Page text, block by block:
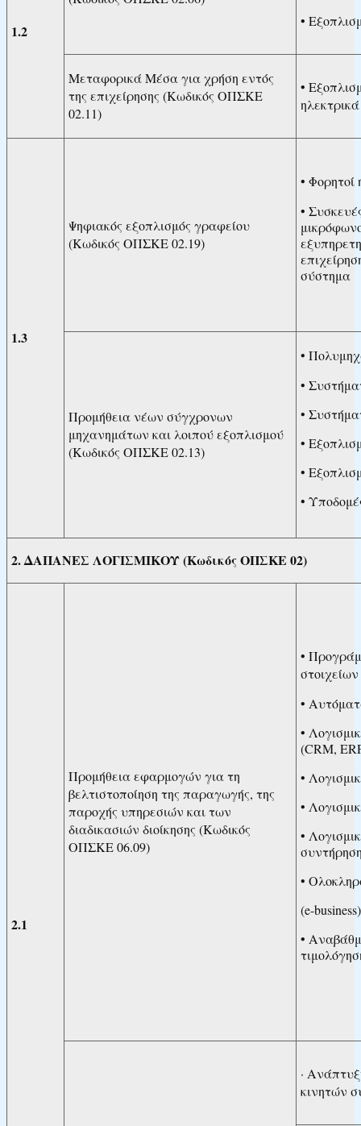
1.2
•
Μεταφορικά Μέσα για χρήση εντός
της επιχείρησης (Κωδικός ΟΠΣΚΕ
02.11)
•
1.3
Ψηφιακός εξοπλισμός γραφείου
(Κωδικός ΟΠΣΚΕ 02.19)
• Φορητοί
•
σύστημα
Προμήθεια νέων σύγχρονων
μηχανημάτων και λοιπού εξοπλισμού
(Κωδικός ΟΠΣΚΕ 02.13)
•
•
•
•
•
•
2. ΔΑΠΑΝΕΣ ΛΟΓΙΣΜΙΚΟΥ (Κωδικός ΟΠΣΚΕ 02)
2.1
Προμήθεια εφαρμογών για τη
βελτιστοποίηση της παραγωγής, της
παροχής υπηρεσιών και των
διαδικασιών διοίκησης (Κωδικός
ΟΠΣΚΕ 06.09)
•
•
•
(CRM,
•
•
•
•
(e-business)
•
·
κινητών